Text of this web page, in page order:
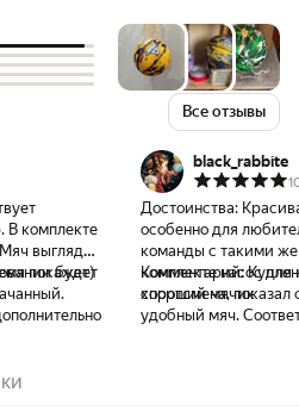
Все отзывы
В комплекте
выглядит
будет
покажет)
black_rabbite
Достоинства:
особенно для
команды с такими
комплекте насос
хороший мячик
Комментарий:
спортсмена, показал
удобный мяч.